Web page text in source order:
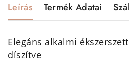
Leírás Termék Adatai
Elegáns alkalmi
díszítve